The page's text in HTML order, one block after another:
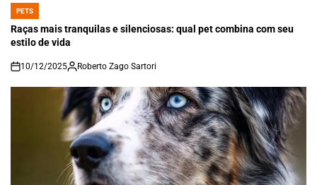
POSTED
IN
PETS
Raças mais tranquilas e silenciosas: qual pet combina com seu
estilo de vida
on
10/12/2025 Roberto Zago Sartori